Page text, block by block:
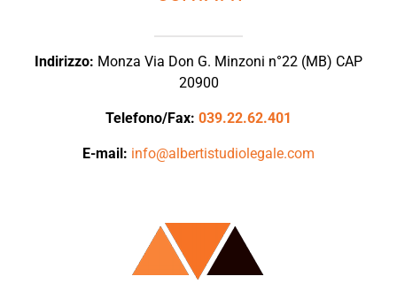
Indirizzo: Monza Via Don G. Minzoni n°22 (MB) CAP
20900
Telefono/Fax: 039.22.62.401
E-mail: info@albertistudiolegale.com